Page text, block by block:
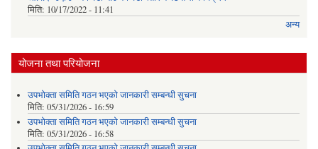
मिति: 10/17/2022 - 11:41
अन्य
योजना तथा परियोजना
उपभोक्ता समिति गठन भएको जानकारी सम्बन्धी सुचना
मिति: 05/31/2026 - 16:59
उपभोक्ता समिति गठन भएको जानकारी सम्बन्धी सुचना
मिति: 05/31/2026 - 16:58